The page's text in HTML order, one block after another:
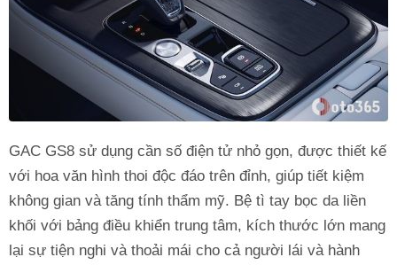
GAC GS8 sử dụng cần số điện tử nhỏ gọn, được thiết kế
với hoa văn hình thoi độc đáo trên đỉnh, giúp tiết kiệm
không gian và tăng tính thẩm mỹ. Bệ tì tay bọc da liền
khối với bảng điều khiển trung tâm, kích thước lớn mang
lại sự tiện nghi và thoải mái cho cả người lái và hành